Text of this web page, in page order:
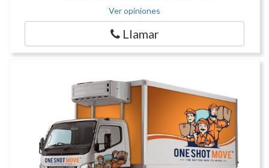
Ver opiniones
Llamar